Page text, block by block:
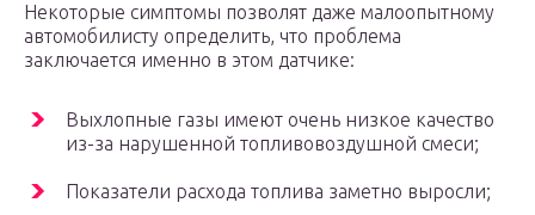
Некоторые симптомы позволят даже малоопытному
автомобилисту определить, что проблема
заключается именно в этом датчике:
Выхлопные газы имеют очень низкое качество
из-за нарушенной топливовоздушной смеси;
Показатели расхода топлива заметно выросли;